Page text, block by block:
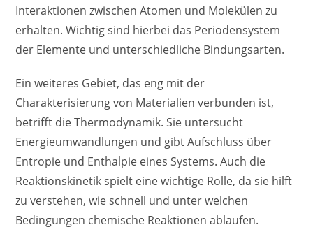
Interaktionen zwischen Atomen und Molekülen zu
erhalten. Wichtig sind hierbei das Periodensystem
der Elemente und unterschiedliche Bindungsarten.
Ein weiteres Gebiet, das eng mit der
Charakterisierung von Materialien verbunden ist,
betrifft die Thermodynamik. Sie untersucht
Energieumwandlungen und gibt Aufschluss über
Entropie und Enthalpie eines Systems. Auch die
Reaktionskinetik spielt eine wichtige Rolle, da sie hilft
zu verstehen, wie schnell und unter welchen
Bedingungen chemische Reaktionen ablaufen.